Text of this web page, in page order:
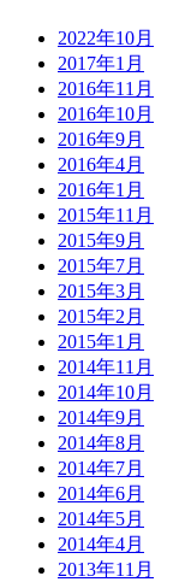
2022年10月
2017年1月
2016年11月
2016年10月
2016年9月
2016年4月
2016年1月
2015年11月
2015年9月
2015年7月
2015年3月
2015年2月
2015年1月
2014年11月
2014年10月
2014年9月
2014年8月
2014年7月
2014年6月
2014年5月
2014年4月
2013年11月